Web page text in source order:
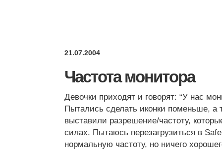
21.07.2004
Частота монитора
Девочки приходят и говорят: “У нас
Пытались сделать иконки поменьше, а
выставили разрешение/частоту,
силах. Пытаюсь перезагрузиться в
нормальную частоту, но ничего